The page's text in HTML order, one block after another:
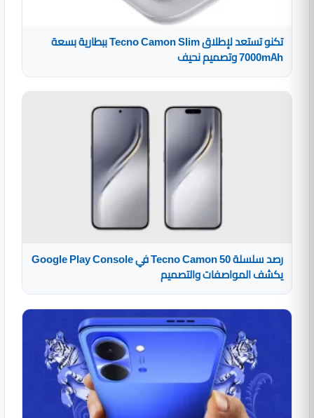
تكنو تستعد لإطلاق Tecno Camon Slim ببطارية بسعة
7000mAh وتصميم نحيف
رصد سلسلة Tecno Camon 50 في Google Play Console
يكشف المواصفات والتصميم